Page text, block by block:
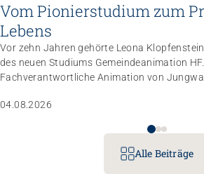
Vom Pionierstudium zum
Lebens
Vor zehn Jahren gehörte Leona
des neuen Studiums Gemeindeanimation
Fachverantwortliche Animation von
gemanagt hat, wartet nun ihr persönliches
04.08.2026
Alle Beiträge